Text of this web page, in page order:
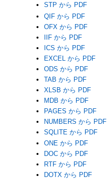
STP から PDF
QIF から PDF
OFX から PDF
IIF から PDF
ICS から PDF
EXCEL から PDF
ODS から PDF
TAB から PDF
XLSB から PDF
MDB から PDF
PAGES から PDF
NUMBERS から PDF
SQLITE から PDF
ONE から PDF
DOC から PDF
RTF から PDF
DOTX から PDF